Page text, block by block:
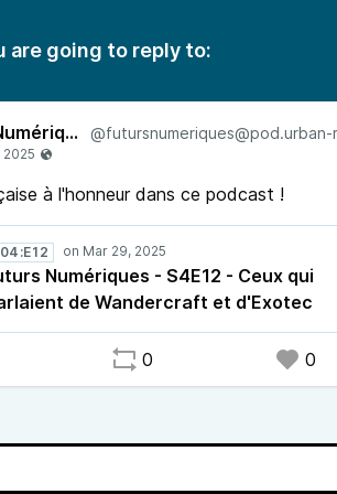
are going to reply to:
Futurs Numériques
à l'honneur dans ce podcast !
Numériques - S4E12 - Ceux qui
de Wandercraft et d'Exotec
0 0